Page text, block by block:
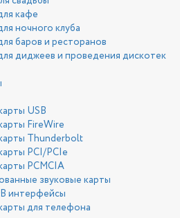
кафе
ночного клуба
баров и ресторанов
диджеев и проведения дискотек
USB
FireWire
Thunderbolt
PCI/PCIe
PCMCIA
звуковые карты
интерфейсы
для телефона